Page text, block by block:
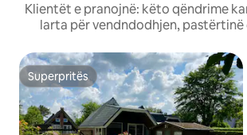
Klientët e pranojnë: këto qëndrime
larta për vendndodhjen, pastërtinë
Superpritës
Superpritës